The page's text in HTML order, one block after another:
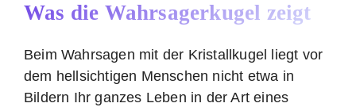
Was die Wahrsagerkugel zeigt
Beim Wahrsagen mit der Kristallkugel liegt vor
dem hellsichtigen Menschen nicht etwa in
Bildern Ihr ganzes Leben in der Art eines